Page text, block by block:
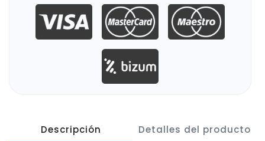
Descripción Detalles del producto